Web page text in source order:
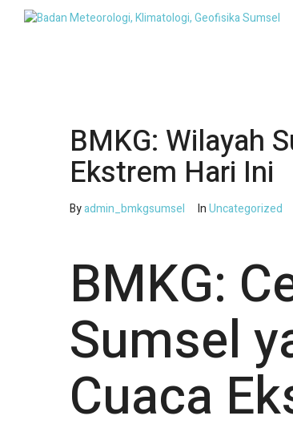
BMKG: Wilayah
Ekstrem Hari Ini
Byadmin_bmkgsumsel InUncategorized
BMKG:
Sumsel
Cuaca